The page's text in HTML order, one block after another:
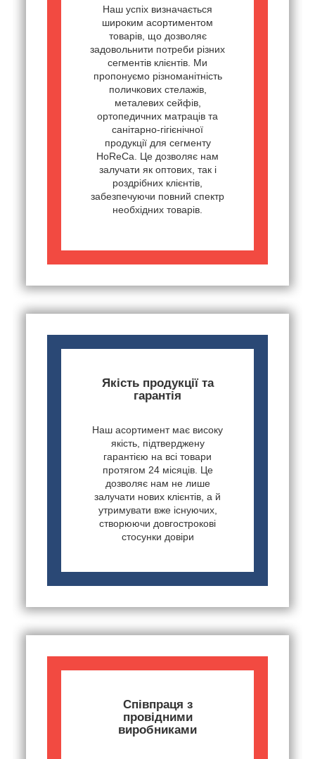
Наш успіх визначається
широким асортиментом
товарів, що дозволяє
задовольнити потреби різних
сегментів клієнтів. Ми
пропонуємо різноманітність
поличкових стелажів,
металевих сейфів,
ортопедичних матраців та
санітарно-гігієнічної
продукції для сегменту
HoReCa. Це дозволяє нам
залучати як оптових, так і
роздрібних клієнтів,
забезпечуючи повний спектр
необхідних товарів.
Якість продукції та
гарантія
Наш асортимент має високу
якість, підтверджену
гарантією на всі товари
протягом 24 місяців. Це
дозволяє нам не лише
залучати нових клієнтів, а й
утримувати вже існуючих,
створюючи довгострокові
стосунки довіри
Співпраця з
провідними
виробниками